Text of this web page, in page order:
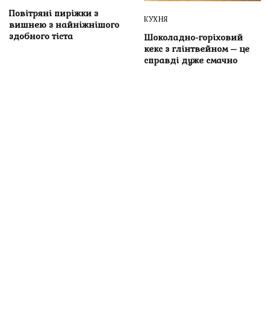
Повітряні пиріжки з
вишнею з найніжнішого
здобного тіста
КУХНЯ
Шоколадно-горіховий
кекс з глінтвейном – це
справді дуже смачно